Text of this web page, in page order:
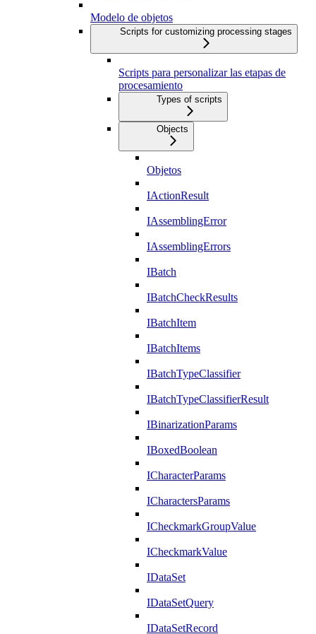
Modelo de objetos
Scripts for customizing processing stages
Scripts para personalizar las etapas de
procesamiento
Types of scripts
Objects
Objetos
IActionResult
IAssemblingError
IAssemblingErrors
IBatch
IBatchCheckResults
IBatchItem
IBatchItems
IBatchTypeClassifier
IBatchTypeClassifierResult
IBinarizationParams
IBoxedBoolean
ICharacterParams
ICharactersParams
ICheckmarkGroupValue
ICheckmarkValue
IDataSet
IDataSetQuery
IDataSetRecord